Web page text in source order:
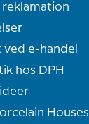
e-handel
hos DPH
Houses